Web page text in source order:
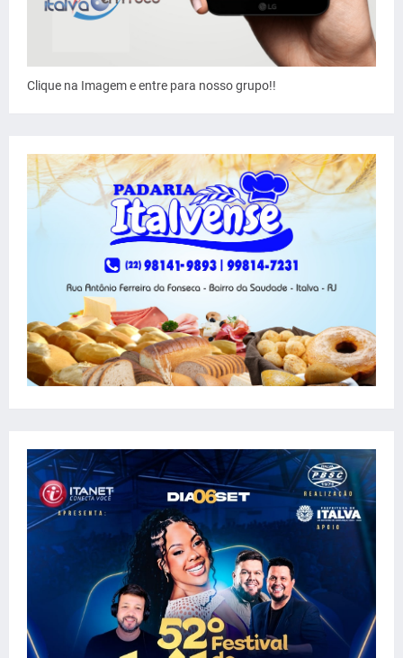
Clique na Imagem e entre para nosso grupo!!